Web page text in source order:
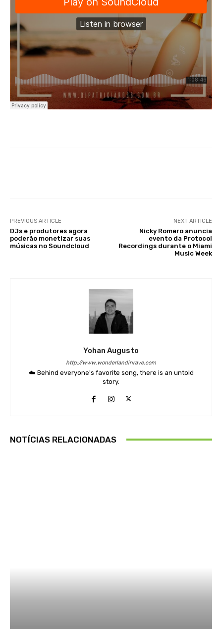
PREVIOUS ARTICLE
DJs e produtores agora
poderão monetizar suas
músicas no Soundcloud
NEXT ARTICLE
Nicky Romero anuncia
evento da Protocol
Recordings durante o Miami
Music Week
Yohan Augusto
http://www.wonderlandinrave.com
☁️ Behind everyone's favorite song, there is an untold
story.
NOTÍCIAS RELACIONADAS